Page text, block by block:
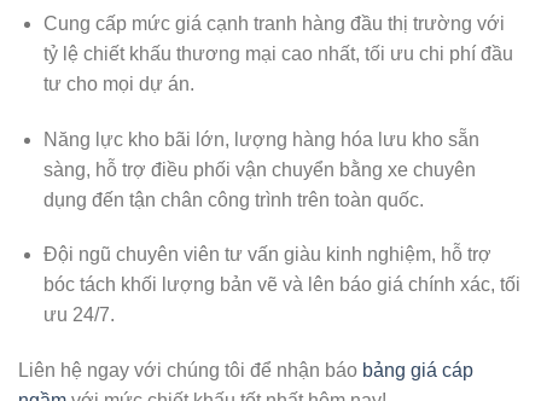
Cung cấp mức giá cạnh tranh hàng đầu thị trường với
tỷ lệ chiết khấu thương mại cao nhất, tối ưu chi phí đầu
tư cho mọi dự án.
Năng lực kho bãi lớn, lượng hàng hóa lưu kho sẵn
sàng, hỗ trợ điều phối vận chuyển bằng xe chuyên
dụng đến tận chân công trình trên toàn quốc.
Đội ngũ chuyên viên tư vấn giàu kinh nghiệm, hỗ trợ
bóc tách khối lượng bản vẽ và lên báo giá chính xác, tối
ưu 24/7.
Liên hệ ngay với chúng tôi để nhận báo bảng giá cáp